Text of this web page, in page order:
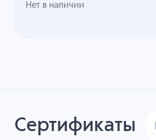
Нет в наличии
Сертификаты